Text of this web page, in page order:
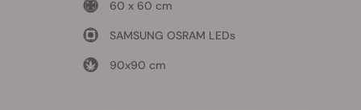
60 x 60 cm
SAMSUNG OSRAM LEDs
90x90 cm